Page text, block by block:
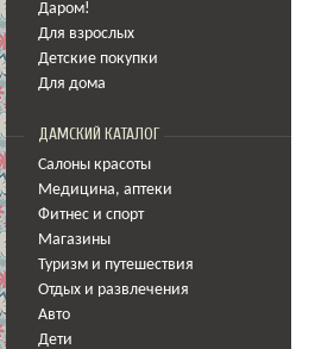
Даром!
Для взрослых
Детские покупки
Для дома
ДАМСКИЙ КАТАЛОГ
Салоны красоты
Медицина, аптеки
Фитнес и спорт
Магазины
Туризм и путешествия
Отдых и развлечения
Авто
Дети